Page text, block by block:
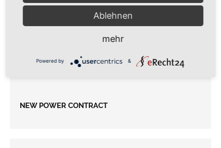
Climate Control
Electric Windows
NEW POWER CONTRACT
Ablehnen
mehr
Powered by &